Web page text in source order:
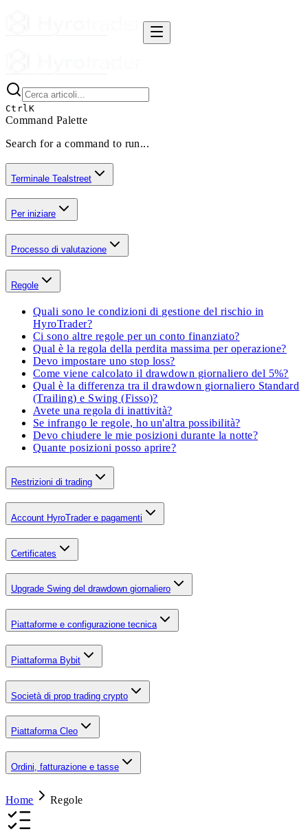
CtrlK
Command Palette
Search for a command to run...
Terminale Tealstreet
Per iniziare
Processo di valutazione
Regole
Quali sono le condizioni di gestione del rischio in
HyroTrader?
Ci sono altre regole per un conto finanziato?
Qual è la regola della perdita massima per operazione?
Devo impostare uno stop loss?
Come viene calcolato il drawdown giornaliero del 5%?
Qual è la differenza tra il drawdown giornaliero Standard
(Trailing) e Swing (Fisso)?
Avete una regola di inattività?
Se infrango le regole, ho un'altra possibilità?
Devo chiudere le mie posizioni durante la notte?
Quante posizioni posso aprire?
Restrizioni di trading
Account HyroTrader e pagamenti
Certificates
Upgrade Swing del drawdown giornaliero
Piattaforme e configurazione tecnica
Piattaforma Bybit
Società di prop trading crypto
Piattaforma Cleo
Ordini, fatturazione e tasse
Home Regole